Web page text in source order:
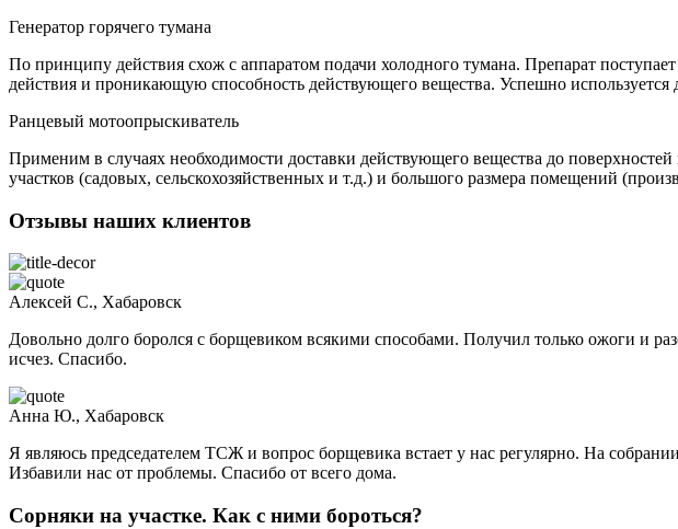
Генератор горячего тумана
По принципу действия схож с аппаратом подачи холодного тумана. Препарат
действия и проникающую способность действующего вещества. Успешно используется
Ранцевый мотоопрыскиватель
Применим в случаях необходимости доставки действующего вещества до
участков (садовых, сельскохозяйственных и т.д.) и большого размера помещений
Отзывы наших клиентов
Алексей С., Хабаровск
Довольно долго боролся с борщевиком всякими способами. Получил только ожоги и
исчез. Спасибо.
Анна Ю., Хабаровск
Я являюсь председателем ТСЖ и вопрос борщевика встает у нас регулярно. На
Избавили нас от проблемы. Спасибо от всего дома.
Сорняки на участке. Как с ними бороться?